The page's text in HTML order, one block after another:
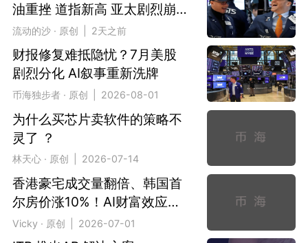
油重挫 道指新高 亚太剧烈崩
盘
流动的沙 · 原创 | 2天之前
财报修复难抵隐忧？7月美股
剧烈分化 AI叙事重新洗牌
币海独步者 · 原创 | 2026-08-01
为什么买芯片卖软件的策略不
灵了 ？
林天心 · 原创 | 2026-07-14
香港豪宅成交量翻倍、韩国首
尔房价涨10%！AI财富效应疯
狂涌入房地产
Vicky · 原创 | 2026-07-01